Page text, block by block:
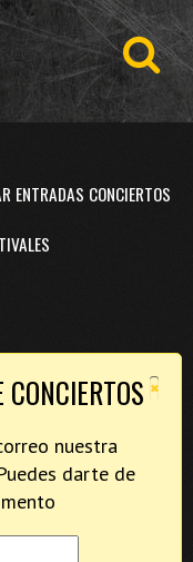
ENTRADAS CONCIERTOS
×
nuestra
darte de